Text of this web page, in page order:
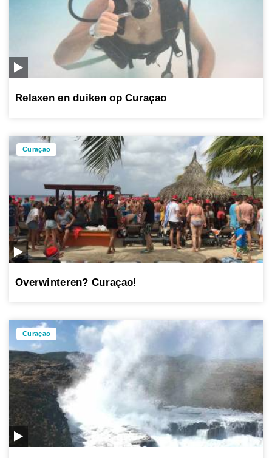
Relaxen en duiken op Curaçao
Curaçao
Overwinteren? Curaçao!
Curaçao